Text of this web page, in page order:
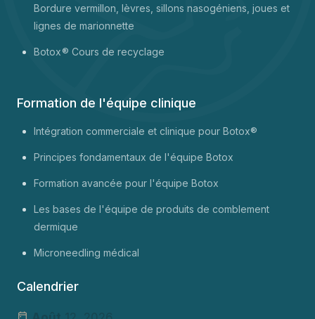
Bordure vermillon, lèvres, sillons nasogéniens, joues et
lignes de marionnette
Botox® Cours de recyclage
Formation de l'équipe clinique
Intégration commerciale et clinique pour Botox®
Principes fondamentaux de l'équipe Botox
Formation avancée pour l'équipe Botox
Les bases de l'équipe de produits de comblement
dermique
Microneedling médical
Calendrier